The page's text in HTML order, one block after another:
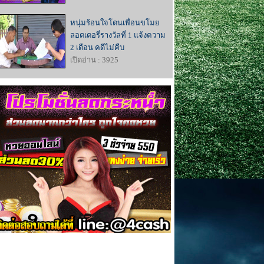
หนุ่มร้อนใจโดนเพื่อนขโมย
ลอตเตอรี่รางวัลที่ 1 แจ้งความ
2 เดือน คดีไม่คืบ
เปิดอ่าน : 3925